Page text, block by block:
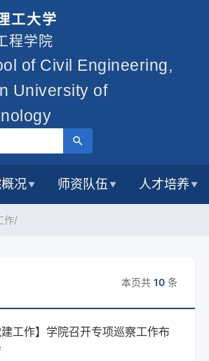
工大学
程学院
of Civil Engineering,
University of
况 ▼ 师资队伍 ▼ 人才培养 ▼
作/
本页共 10 条
建工作】学院召开专项巡察工作布